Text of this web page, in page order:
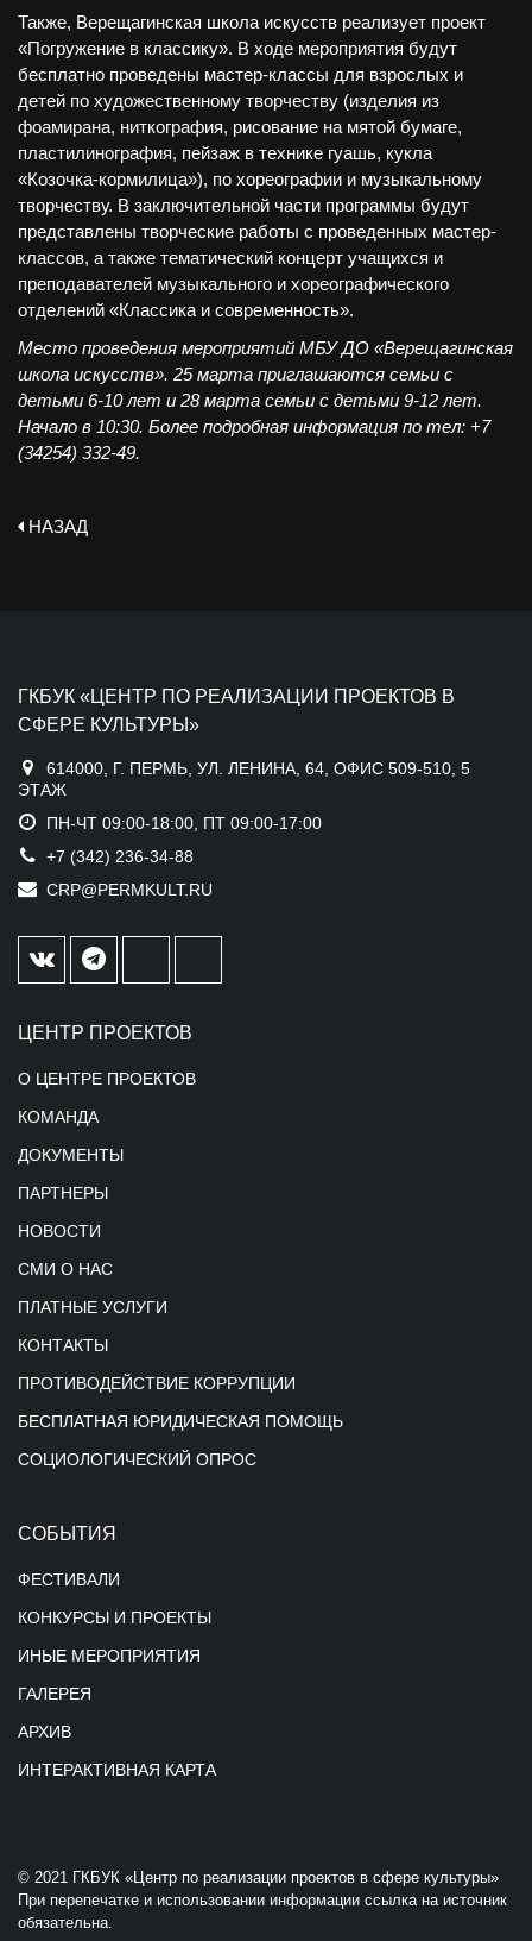
Также, Верещагинская школа искусств реализует проект
«Погружение в классику». В ходе мероприятия будут
бесплатно проведены мастер-классы для взрослых и
детей по художественному творчеству (изделия из
фоамирана, ниткография, рисование на мятой бумаге,
пластилинография, пейзаж в технике гуашь, кукла
«Козочка-кормилица»), по хореографии и музыкальному
творчеству. В заключительной части программы будут
представлены творческие работы с проведенных мастер-
классов, а также тематический концерт учащихся и
преподавателей музыкального и хореографического
отделений «Классика и современность».
Место проведения мероприятий МБУ ДО «Верещагинская
школа искусств». 25 марта приглашаются семьи с
детьми 6-10 лет и 28 марта семьи с детьми 9-12 лет.
Начало в 10:30. Более подробная информация по тел: +7
(34254) 332-49.
НАЗАД
ГКБУК «ЦЕНТР ПО РЕАЛИЗАЦИИ ПРОЕКТОВ В
СФЕРЕ КУЛЬТУРЫ»
614000, Г. ПЕРМЬ, УЛ. ЛЕНИНА, 64, ОФИС 509-510, 5
ЭТАЖ
ПН-ЧТ 09:00-18:00, ПТ 09:00-17:00
+7 (342) 236-34-88
CRP@PERMKULT.RU
ЦЕНТР ПРОЕКТОВ
О ЦЕНТРЕ ПРОЕКТОВ
КОМАНДА
ДОКУМЕНТЫ
ПАРТНЕРЫ
НОВОСТИ
СМИ О НАС
ПЛАТНЫЕ УСЛУГИ
КОНТАКТЫ
ПРОТИВОДЕЙСТВИЕ КОРРУПЦИИ
БЕСПЛАТНАЯ ЮРИДИЧЕСКАЯ ПОМОЩЬ
СОЦИОЛОГИЧЕСКИЙ ОПРОС
СОБЫТИЯ
ФЕСТИВАЛИ
КОНКУРСЫ И ПРОЕКТЫ
ИНЫЕ МЕРОПРИЯТИЯ
ГАЛЕРЕЯ
АРХИВ
ИНТЕРАКТИВНАЯ КАРТА
© 2021 ГКБУК «Центр по реализации проектов в сфере культуры»
При перепечатке и использовании информации ссылка на источник
обязательна.